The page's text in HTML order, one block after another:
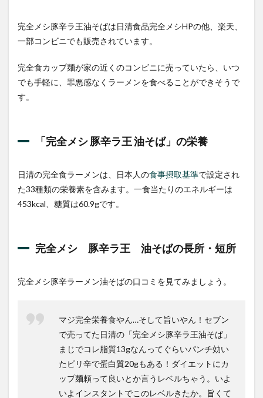
完全メシ豚辛ラ王油そばは日清食品完全メシHPの他、楽天、
一部コンビニでも販売されています。
完全食カップ麺が家の近くのコンビニに売っていたら、いつ
でも手軽に、罪悪感なくラーメンを食べることができそうで
す。
「完全メシ 豚辛ラ王 油そば」の栄養
日清の完全食ラーメンは、日本人の食事摂取基準で設定され
た33種類の栄養素を含みます。一食当たりのエネルギーは
453kcal、糖質は60.9gです。
完全メシ 豚辛ラ王 油そばの長所・短所
完全メシ豚辛ラーメン油そばの口コミを見てみましょう。
マジ完全栄養食やん…そして旨いやん！セブン
で売ってた日清の「完全メシ豚辛ラ王油そば」
まじでコレ脂質13gなんってぐらいパンチ効い
たピリ辛で蛋白質20gもある！ダイエットにカ
ップ麺頼って良いとか言うレベルちゃう。いよ
いよインスタントでこのレベルきたか。旨くて